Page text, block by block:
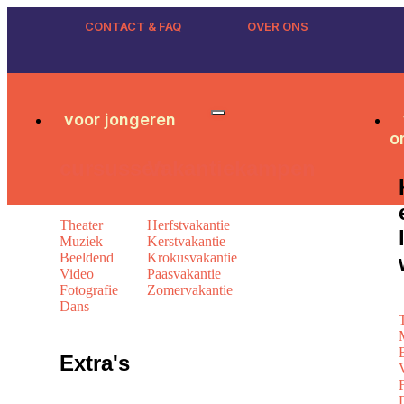
CONTACT & FAQ
OVER ONS
voor jongeren
Theater
Muziek
Beeldend
Video
Fotografie
Dans
Extra's
Herfstvakantie
Kerstvakantie
Krokusvakantie
Paasvakantie
Zomervakantie